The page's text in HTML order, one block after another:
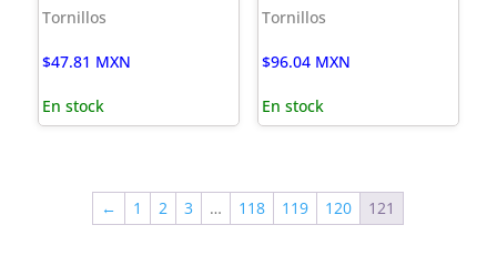
Tornillos
$47.81 MXN
En stock
Tornillos
$96.04 MXN
En stock
← 1 2 3 … 118 119 120 121